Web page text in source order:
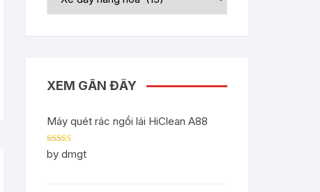
XEM GẦN ĐÂY
Máy quét rác ngồi lái HiClean A88
Rated5out
of 5
by dmgt